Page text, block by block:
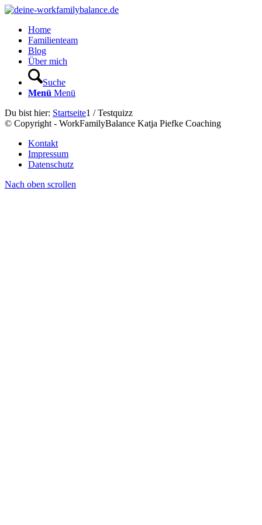
Home
Familienteam
Blog
Über mich
Suche
Menü Menü
Du bist hier: Startseite1 / Testquizz
© Copyright - WorkFamilyBalance Katja Piefke Coaching
Kontakt
Impressum
Datenschutz
Nach oben scrollen